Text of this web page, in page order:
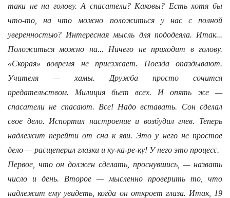
таки не на голову. А спасатели? Каковы? Есть хотя бы
что-то, на что можно положиться у нас с полной
уверенностью? Интересная мысль для пододеяла. Итак...
Положиться можно на... Ничего не приходит в голову.
«Скорая» вовремя не приезжает. Поезда опаздывают.
Учителя — хамы. Дружба просто сочится
предательством. Милиция бьет всех. И опять же —
спасатели не спасают. Все! Надо вставать. Сон сделал
свое дело. Испортил настроение и возбудил гнев. Теперь
надлежит перейти от сна к яви. Это у него не простое
дело — расщеперил глазки и ку-ка-ре-ку! У него это процесс.
Первое, что он должен сделать, проснувшись, — назвать
число и день. Второе — мысленно проверить то, что
надлежит ему увидеть, когда он откроет глаза. Итак, 19